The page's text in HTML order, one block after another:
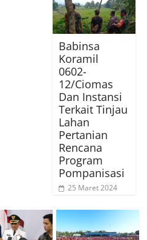
Babinsa
Koramil
0602-
12/Ciomas
Dan Instansi
Terkait Tinjau
Lahan
Pertanian
Rencana
Program
Pompanisasi
25 Maret 2024